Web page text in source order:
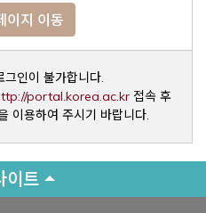
이지 이동
인이 불가합니다.
portal.korea.ac.krOpens a
접속 후
이용하여 주시기 바랍니다.
이트